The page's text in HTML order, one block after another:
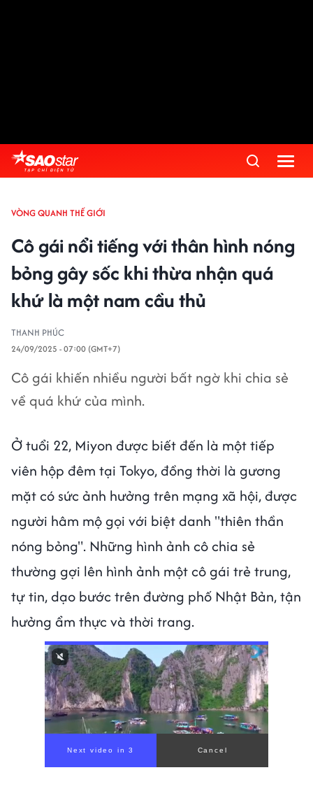
VÒNG QUANH THẾ GIỚI
Cô gái nổi tiếng với thân hình nóng
bỏng gây sốc khi thừa nhận quá
khứ là một nam cầu thủ
THANH PHÚC
24/09/2025 - 07:00 (GMT+7)
Cô gái khiến nhiều người bất ngờ khi chia sẻ
về quá khứ của mình.
Ở tuổi 22, Miyon được biết đến là một tiếp
viên hộp đêm tại Tokyo, đồng thời là gương
mặt có sức ảnh hưởng trên mạng xã hội, được
người hâm mộ gọi với biệt danh "thiên thần
nóng bỏng". Những hình ảnh cô chia sẻ
thường gợi lên hình ảnh một cô gái trẻ trung,
tự tin, dạo bước trên đường phố Nhật Bản, tận
hưởng ẩm thực và thời trang.